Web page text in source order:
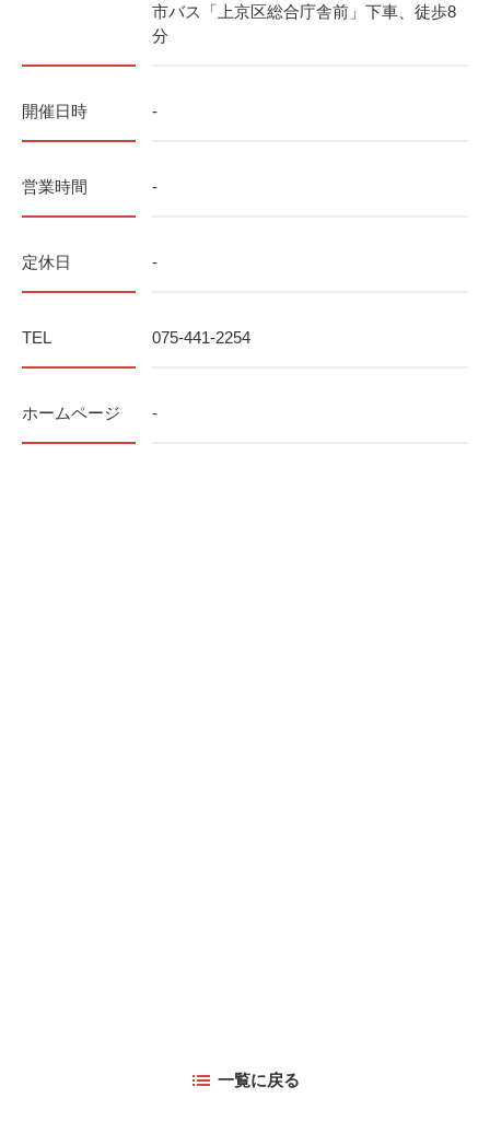
市バス「上京区総合庁舎前」下車、徒歩8
分
開催日時 -
営業時間 -
定休日 -
TEL 075-441-2254
ホームページ -
一覧に戻る